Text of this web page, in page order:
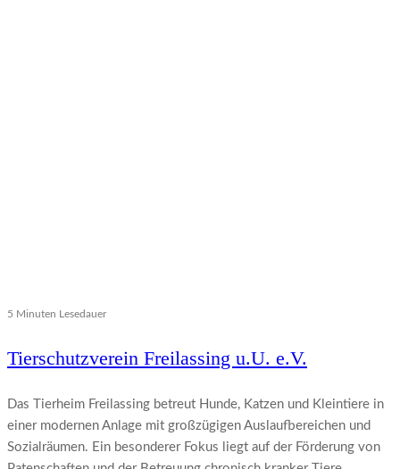
5 Minuten Lesedauer
Tierschutzverein Freilassing u.U. e.V.
Das Tierheim Freilassing betreut Hunde, Katzen und Kleintiere in
einer modernen Anlage mit großzügigen Auslaufbereichen und
Sozialräumen. Ein besonderer Fokus liegt auf der Förderung von